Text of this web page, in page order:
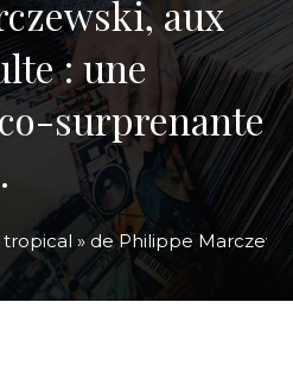
aux
: une
surprenante
tropical » de Philippe